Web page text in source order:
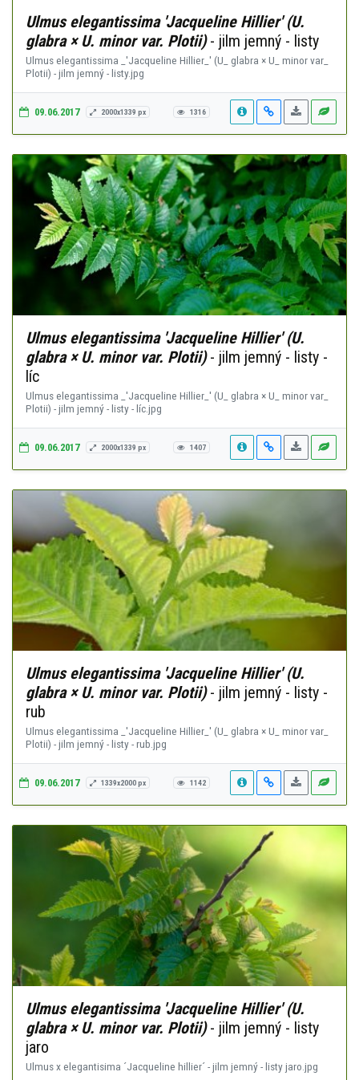
Ulmus elegantissima 'Jacqueline Hillier' (U.
glabra × U. minor var. Plotii)- jilm jemný - listy
Ulmus elegantissima _'Jacqueline Hillier_' (U_ glabra × U_ minor var_
Plotii) - jilm jemný - listy.jpg
09.06.2017 2000x1339 px 1316
Ulmus elegantissima 'Jacqueline Hillier' (U.
glabra × U. minor var. Plotii)- jilm jemný - listy -
líc
Ulmus elegantissima _'Jacqueline Hillier_' (U_ glabra × U_ minor var_
Plotii) - jilm jemný - listy - líc.jpg
09.06.2017 2000x1339 px 1407
Ulmus elegantissima 'Jacqueline Hillier' (U.
glabra × U. minor var. Plotii)- jilm jemný - listy -
rub
Ulmus elegantissima _'Jacqueline Hillier_' (U_ glabra × U_ minor var_
Plotii) - jilm jemný - listy - rub.jpg
09.06.2017 1339x2000 px 1142
Ulmus elegantissima 'Jacqueline Hillier' (U.
glabra × U. minor var. Plotii)- jilm jemný - listy
jaro
Ulmus x elegantisima ´Jacqueline hillier´ - jilm jemný - listy jaro.jpg